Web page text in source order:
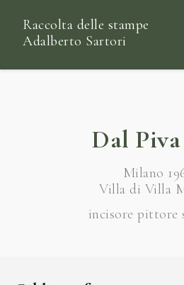
Raccolta delle stampe
Adalberto Sartori
Dal
Milano
Villa di Villa
incisore pittore